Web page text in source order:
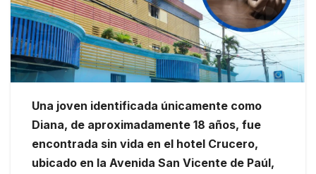
Una joven identificada únicamente como
Diana, de aproximadamente 18 años, fue
encontrada sin vida en el hotel Crucero,
ubicado en la Avenida San Vicente de Paúl,